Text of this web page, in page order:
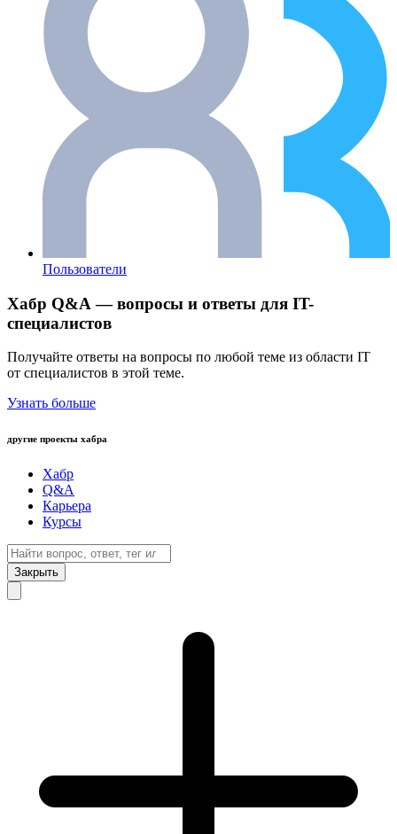
Пользователи
Хабр Q&A — вопросы и ответы для IT-
специалистов
Получайте ответы на вопросы по любой теме из области IT
от специалистов в этой теме.
Узнать больше
другие проекты хабра
Хабр
Q&A
Карьера
Курсы
Закрыть